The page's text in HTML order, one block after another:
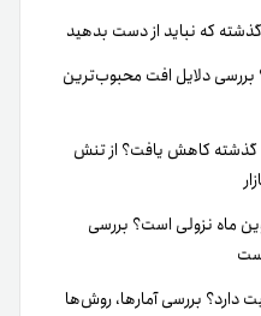
دلایل افت محبوب‌ترین
در ۲۴ ساعت گذشته کاهش یافت؟ از تنش
ماه نزولی است؟ بررسی
دارد؟ بررسی آمارها، روش‌ها